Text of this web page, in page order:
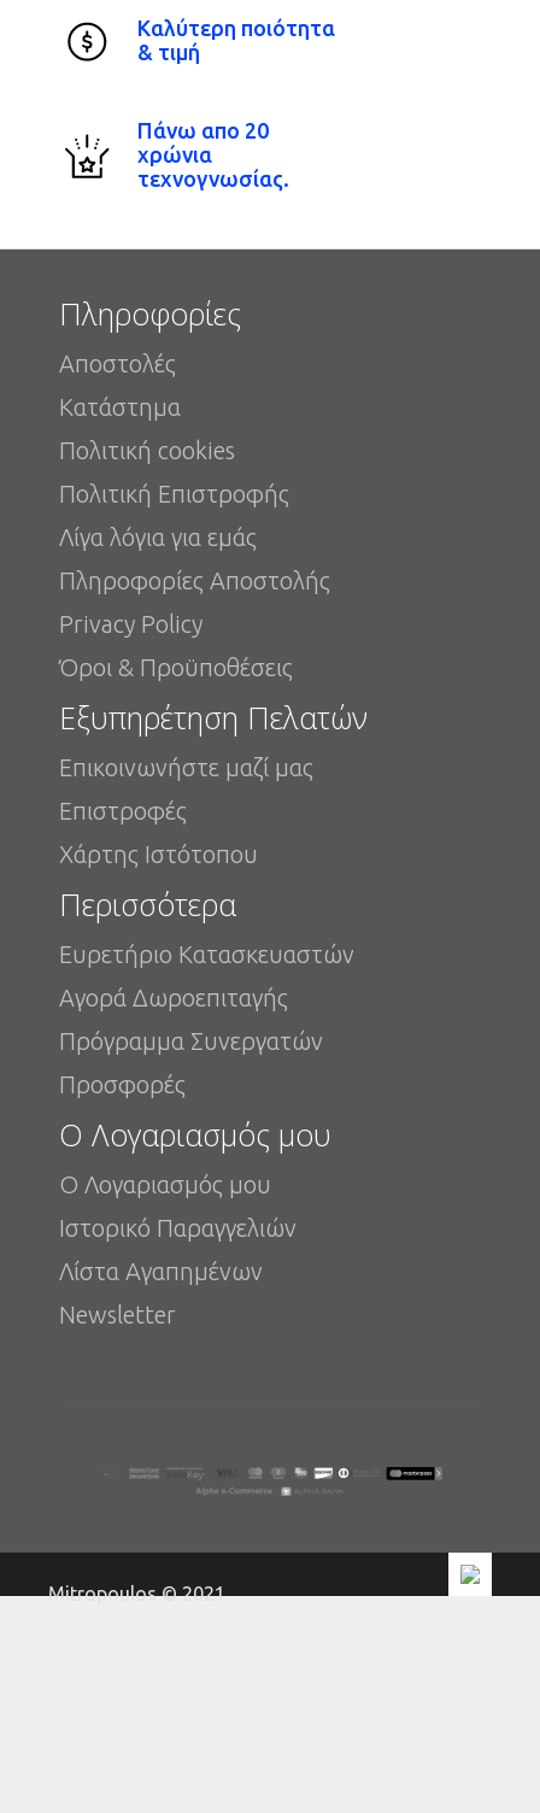
Καλύτερη ποιότητα
& τιμή
Πάνω απο 20
χρώνια
τεχνογνωσίας.
Πληροφορίες
Αποστολές
Κατάστημα
Πολιτική cookies
Πολιτική Eπιστροφής
Λίγα λόγια για εμάς
Πληροφορίες Aποστολής
Privacy Policy
Όροι & Προϋποθέσεις
Εξυπηρέτηση Πελατών
Επικοινωνήστε μαζί μας
Επιστροφές
Χάρτης Ιστότοπου
Περισσότερα
Ευρετήριο Κατασκευαστών
Αγορά Δωροεπιταγής
Πρόγραμμα Συνεργατών
Προσφορές
Ο Λογαριασμός μου
Ο Λογαριασμός μου
Ιστορικό Παραγγελιών
Λίστα Αγαπημένων
Newsletter
Mitropoulos © 2021